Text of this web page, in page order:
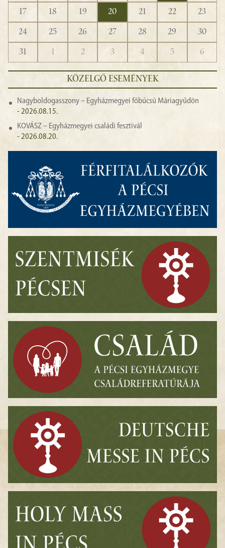
17
18 19 20 21 22
23
24
25 26 27 28 29
30
31
1 2 3 4 5 6
KÖZELGŐ ESEMÉNYEK
Nagyboldogasszony – Egyházmegyei főbúcsú Máriagyűdön
- 2026.08.15.
KOVÁSZ – Egyházmegyei családi fesztivál
- 2026.08.20.